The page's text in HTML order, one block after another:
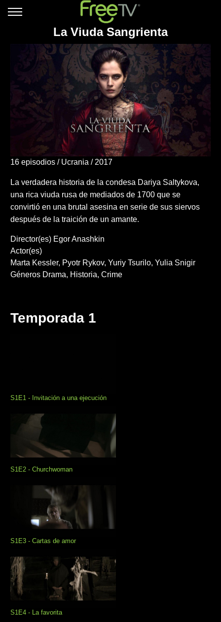
La Viuda Sangrienta
16 episodios Ucrania 2017
La verdadera historia de la condesa Dariya Saltykova,
una rica viuda rusa de mediados de 1700 que se
convirtió en una brutal asesina en serie de sus siervos
después de la traición de un amante.
Director(es) Egor Anashkin
Actor(es)
Marta Kessler Pyotr Rykov Yuriy Tsurilo Yulia Snigir
Géneros Drama Historia Crime
Temporada 1
S1E1 - Invitación a una ejecución
S1E2 - Churchwoman
S1E3 - Cartas de amor
S1E4 - La favorita